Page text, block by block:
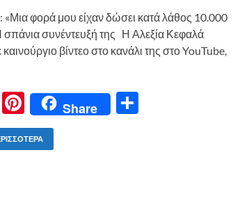
«Μια φορά μου είχαν δώσει κατά λάθος 10.000
συνέντευξή της Η Αλεξία Κεφαλά
βίντεο στο κανάλι της στο YouTube,
T
Pi
nt
er
Share